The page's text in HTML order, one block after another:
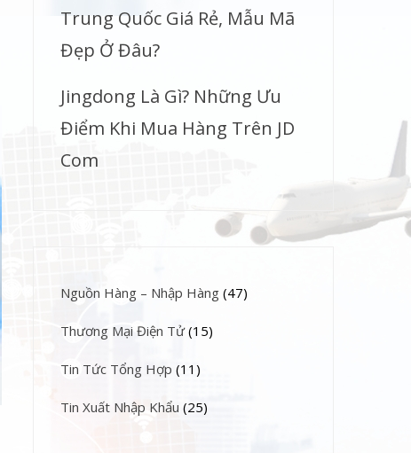
Trung Quốc Giá Rẻ, Mẫu Mã
Đẹp Ở Đâu?
Jingdong Là Gì? Những Ưu
Điểm Khi Mua Hàng Trên JD
Com
Nguồn Hàng – Nhập Hàng(47)
Thương Mại Điện Tử(15)
Tin Tức Tổng Hợp (11)
Tin Xuất Nhập Khẩu (25)